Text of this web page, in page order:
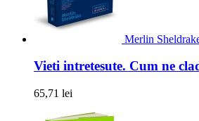
Merlin
Vieti intretesute. Cum ne
65,71 lei